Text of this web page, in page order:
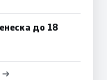
до 18
→